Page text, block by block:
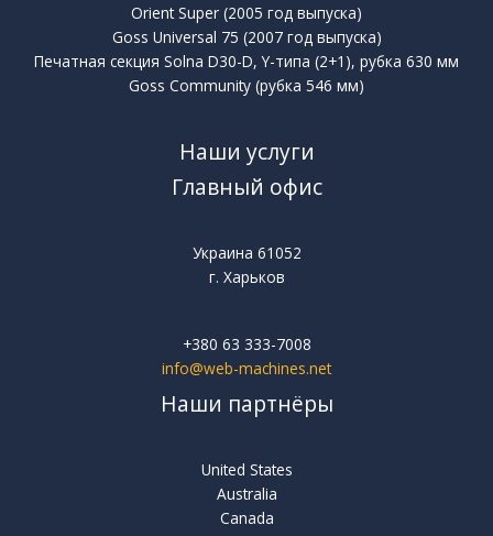
Orient Super (2005 год выпуска)
Goss Universal 75 (2007 год выпуска)
Печатная секция Solna D30-D, Y-типа (2+1), рубка 630 мм
Goss Community (рубка 546 мм)
Наши услуги
Главный офис
Украина 61052
г. Харьков
+380 63 333-7008
info@web-machines.net
Наши партнёры
United States
Australia
Canada